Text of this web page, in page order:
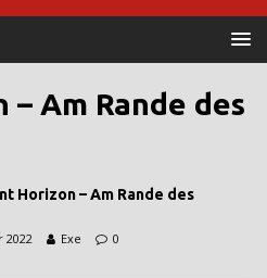
Am Rande des
Horizon – Am Rande des
2022 Exe 0